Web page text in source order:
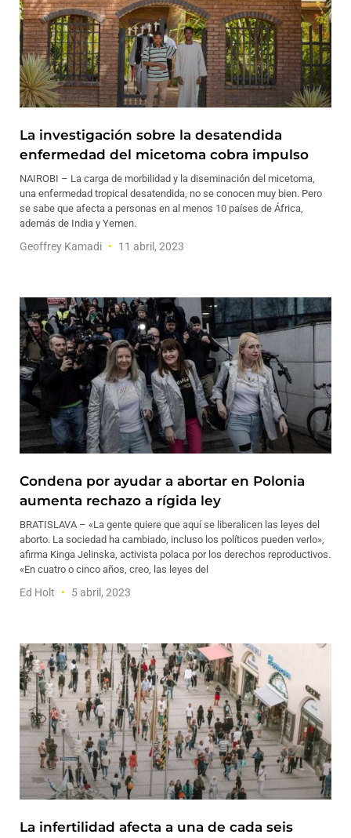
La investigación sobre la desatendida
enfermedad del micetoma cobra impulso
NAIROBI – La carga de morbilidad y la diseminación del micetoma,
una enfermedad tropical desatendida, no se conocen muy bien. Pero
se sabe que afecta a personas en al menos 10 países de África,
además de India y Yemen.
Geoffrey Kamadi 11 abril, 2023
Condena por ayudar a abortar en Polonia
aumenta rechazo a rígida ley
BRATISLAVA – «La gente quiere que aquí se liberalicen las leyes del
aborto. La sociedad ha cambiado, incluso los políticos pueden verlo»,
afirma Kinga Jelinska, activista polaca por los derechos reproductivos.
«En cuatro o cinco años, creo, las leyes del
Ed Holt 5 abril, 2023
La infertilidad afecta a una de cada seis